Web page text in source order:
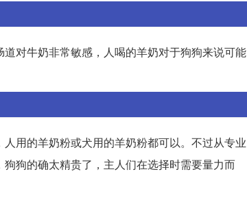
对牛奶非常敏感，人喝的羊奶对于狗狗来说可能
用的羊奶粉或犬用的羊奶粉都可以。不过从专业
狗的确太精贵了，主人们在选择时需要量力而